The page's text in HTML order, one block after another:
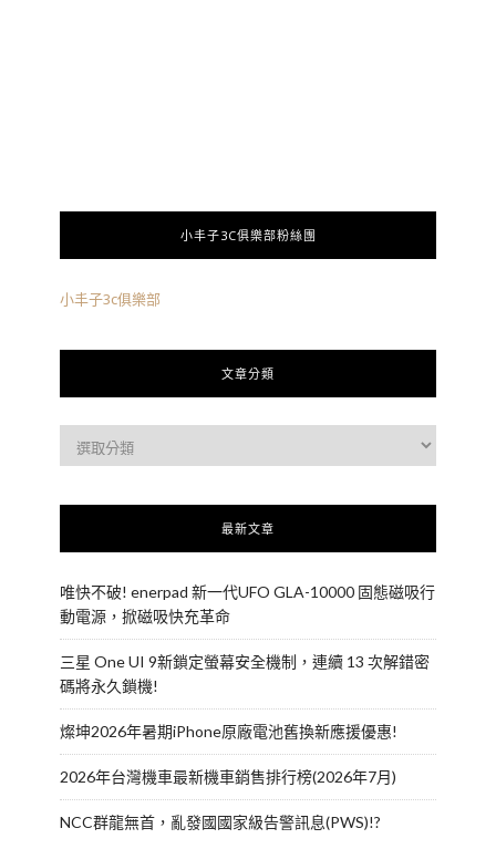
小丰子3C俱樂部粉絲團
小丰子3c俱樂部
文章分類
最新文章
唯快不破! enerpad 新一代UFO GLA-10000 固態磁吸行
動電源，掀磁吸快充革命
三星 One UI 9新鎖定螢幕安全機制，連續 13 次解錯密
碼將永久鎖機!
燦坤2026年暑期iPhone原廠電池舊換新應援優惠!
2026年台灣機車最新機車銷售排行榜(2026年7月)
NCC群龍無首，亂發國國家級告警訊息(PWS)!?